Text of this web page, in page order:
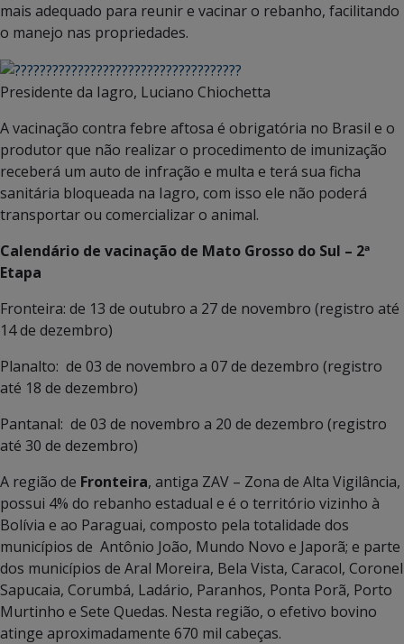
mais adequado para reunir e vacinar o rebanho, facilitando
o manejo nas propriedades.
Presidente da Iagro, Luciano Chiochetta
A vacinação contra febre aftosa é obrigatória no Brasil e o
produtor que não realizar o procedimento de imunização
receberá um auto de infração e multa e terá sua ficha
sanitária bloqueada na Iagro, com isso ele não poderá
transportar ou comercializar o animal.
Calendário de vacinação de Mato Grosso do Sul – 2ª
Etapa
Fronteira: de 13 de outubro a 27 de novembro (registro até
14 de dezembro)
Planalto: de 03 de novembro a 07 de dezembro (registro
até 18 de dezembro)
Pantanal: de 03 de novembro a 20 de dezembro (registro
até 30 de dezembro)
A região de Fronteira, antiga ZAV – Zona de Alta Vigilância,
possui 4% do rebanho estadual e é o território vizinho à
Bolívia e ao Paraguai, composto pela totalidade dos
municípios de Antônio João, Mundo Novo e Japorã; e parte
dos municípios de Aral Moreira, Bela Vista, Caracol, Coronel
Sapucaia, Corumbá, Ladário, Paranhos, Ponta Porã, Porto
Murtinho e Sete Quedas. Nesta região, o efetivo bovino
atinge aproximadamente 670 mil cabeças.